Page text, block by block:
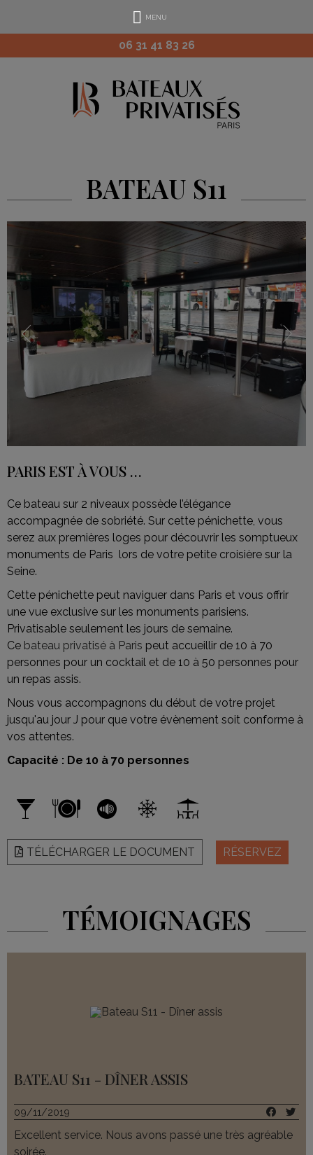
MENU
06 31 41 83 26
BATEAU S11
PARIS EST À VOUS …
Ce bateau sur 2 niveaux possède l’élégance
accompagnée de sobriété. Sur cette pénichette, vous
serez aux premières loges pour découvrir les somptueux
monuments de Paris lors de votre petite croisière sur la
Seine.
Cette pénichette peut naviguer dans Paris et vous offrir
une vue exclusive sur les monuments parisiens.
Privatisable seulement les jours de semaine.
Ce bateau privatisé à Paris peut accueillir de 10 à 70
personnes pour un cocktail et de 10 à 50 personnes pour
un repas assis.
Nous vous accompagnons du début de votre projet
jusqu'au jour J pour que votre évènement soit conforme à
vos attentes.
Capacité : De 10 à 70 personnes
TÉLÉCHARGER LE DOCUMENT RÉSERVEZ
TÉMOIGNAGES
BATEAU S11 - DÎNER ASSIS
09/11/2019
Excellent service. Nous avons passé une très agréable
soirée.